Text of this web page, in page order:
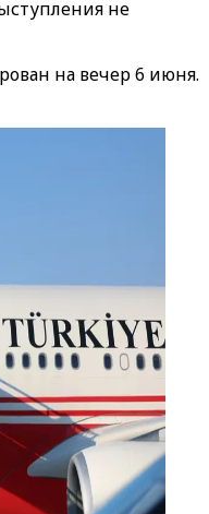
не
на вечер 6 июня.